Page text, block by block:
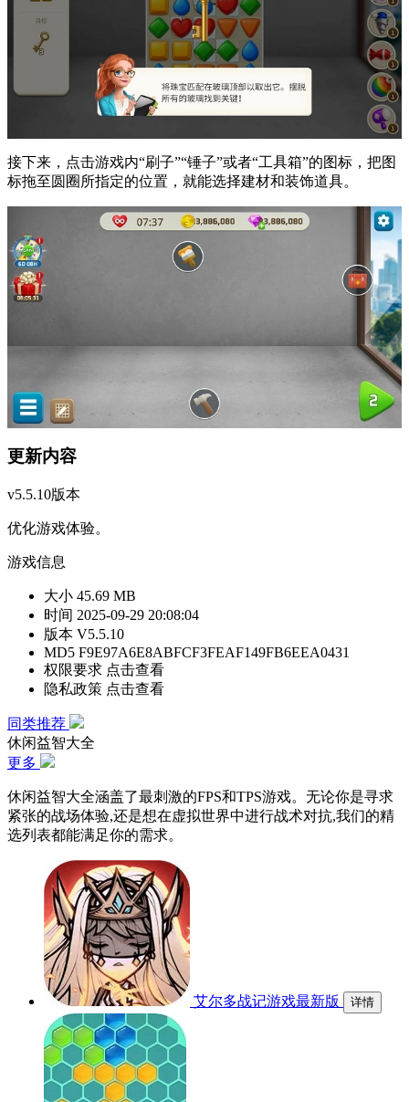
接下来，点击游戏内“刷子”“锤子”或者“工具箱”的图标，把图
标拖至圆圈所指定的位置，就能选择建材和装饰道具。
更新内容
v5.5.10版本
优化游戏体验。
游戏信息
大小 45.69 MB
时间 2025-09-29 20:08:04
版本 V5.5.10
MD5 F9E97A6E8ABFCF3FEAF149FB6EEA0431
权限要求 点击查看
隐私政策 点击查看
同类推荐
休闲益智大全
更多
休闲益智大全涵盖了最刺激的FPS和TPS游戏。无论你是寻求
紧张的战场体验,还是想在虚拟世界中进行战术对抗,我们的精
选列表都能满足你的需求。
艾尔多战记游戏最新版 详情